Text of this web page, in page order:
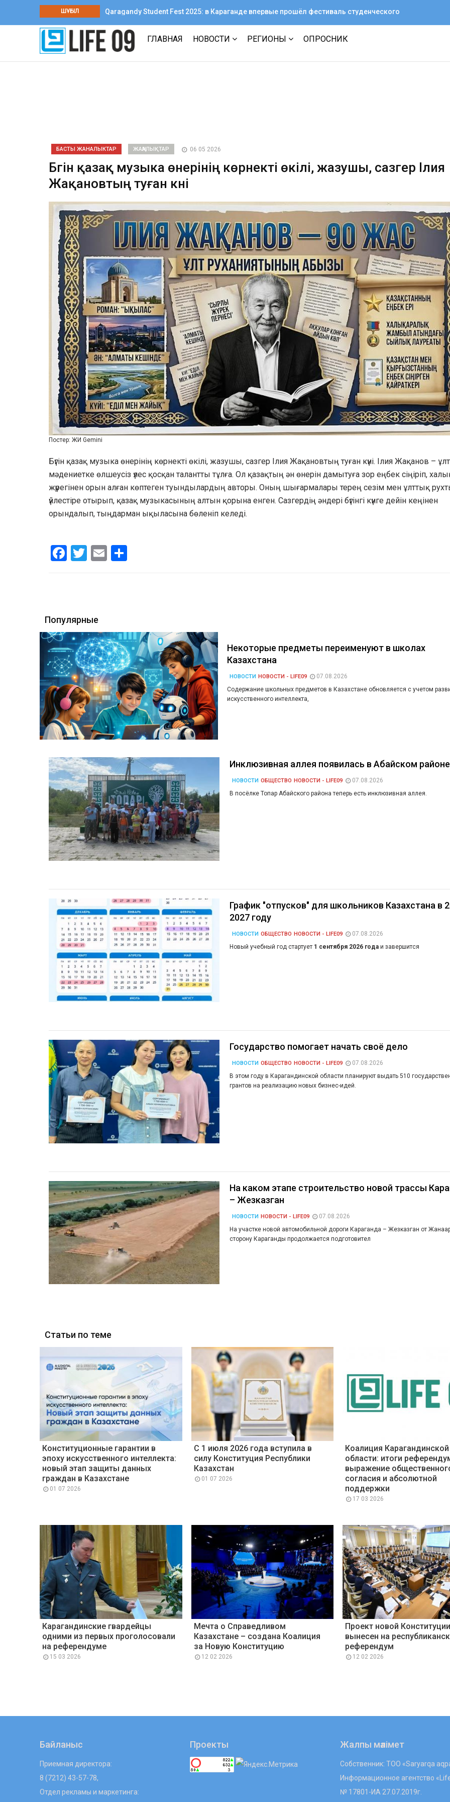
ШҰҒЫЛ
Qaragandy Student Fest 2025: в Караганде впервые прошёл фестиваль студенческого
творчества среди колледжей
ГЛАВНАЯ НОВОСТИ РЕГИОНЫ ОПРОСНИК
БАСТЫ ЖАНАЛЫКТАР ЖАҢАЛЫҚТАР 06 05 2026
Бүгін қазақ музыка өнерінің көрнекті өкілі, жазушы, сазгер Ілия
Жақановтың туған күні
Постер: ЖИ Gemini
Бүгін қазақ музыка өнерінің көрнекті өкілі, жазушы, сазгер Ілия Жақановтың туған күні. Ілия Жақанов –
мәдениетке өлшеусіз үлес қосқан талантты тұлға. Ол қазақтың ән өнерін дамытуға зор еңбек сіңіріп,
жүрегінен орын алған көптеген туындылардың авторы. Оның шығармалары терең сезім мен ұлттық
үйлестіре отырып, қазақ музыкасының алтын қорына енген. Сазгердің әндері бүгінгі күнге дейін кеңінен
орындалып, тыңдарман ықыласына бөленіп келеді.
Facebook
Twitter
Email
Популярные
Некоторые предметы переименуют в школах
Казахстана
НОВОСТИ НОВОСТИ - LIFE09
07.08.2026
Содержание школьных предметов в Казахстане обновляется с учетом
искусственного интеллекта,
Инклюзивная аллея появилась в Абайском районе
НОВОСТИ ОБЩЕСТВО НОВОСТИ - LIFE09
07.08.2026
В посёлке Топар Абайского района теперь есть инклюзивная аллея.
График "отпусков" для школьников Казахстана в
2027 году
НОВОСТИ ОБЩЕСТВО НОВОСТИ - LIFE09
07.08.2026
Новый учебный год стартует 1 сентября 2026 года и завершится
Государство помогает начать своё дело
НОВОСТИ ОБЩЕСТВО НОВОСТИ - LIFE09
07.08.2026
В этом году в Карагандинской области планируют выдать 510
грантов на реализацию новых бизнес-идей.
На каком этапе строительство новой трассы
– Жезказган
НОВОСТИ НОВОСТИ - LIFE09
07.08.2026
На участке новой автомобильной дороги Караганда – Жезказган от
сторону Караганды продолжается подготовител
Статьи по теме
Конституционные гарантии в
эпоху искусственного интеллекта:
новый этап защиты данных
граждан в Казахстане
01 07 2026
С 1 июля 2026 года вступила в
силу Конституция Республики
Казахстан
01 07 2026
Коалиция Карагандинской
области: итоги
выражение
согласия и абсолютной
поддержки
17 03 2026
Карагандинские гвардейцы
одними из первых проголосовали
на референдуме
15 03 2026
Мечта о Справедливом
Казахстане – создана Коалиция
за Новую Конституцию
12 02 2026
Проект новой Конституции
вынесен на
референдум
12 02 2026
Байланыс
Приемная директора:
8 (7212) 43-57-78,
Отдел рекламы и маркетинга:
Проекты Жалпы мәлімет
Собственник: ТОО «Saryarqa
Информационное агентство
№ 17801-ИА 27.07.2019г.